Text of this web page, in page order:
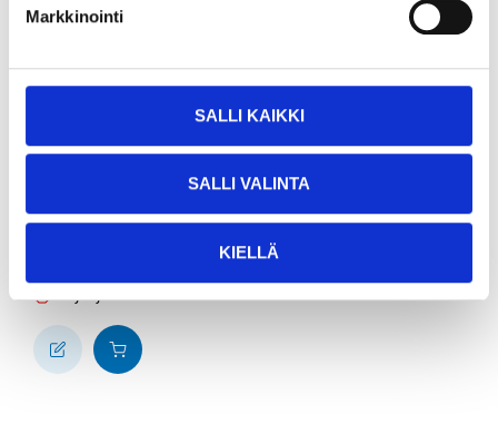
Markkinointi
SALLI KAIKKI
SALLI VALINTA
KIELLÄ
motorolja 10W-40,
ACEA A3/B3, A3/B4,
1 liter